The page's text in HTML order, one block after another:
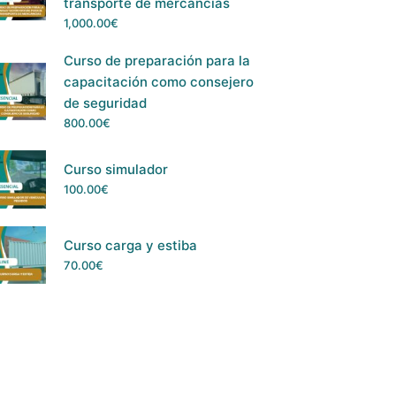
transporte de mercancías
1,000.00€
Curso de preparación para la
capacitación como consejero
de seguridad
800.00€
Curso simulador
100.00€
Curso carga y estiba
70.00€